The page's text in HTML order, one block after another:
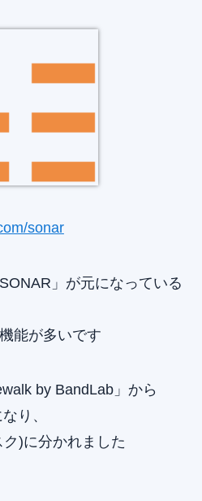
sonar
」が元になっている
能が多いです
by BandLab」から
り、
)に分かれました